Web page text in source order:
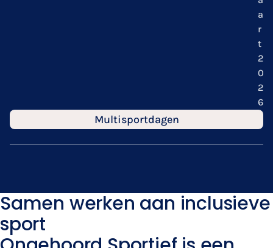
a
r
t
2
0
2
6
Multisportdagen
Samen werken aan inclusieve
sport